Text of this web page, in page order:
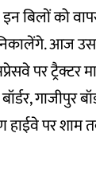
बिलों को
आज
पर ट्रैक्टर
हाईवे पर